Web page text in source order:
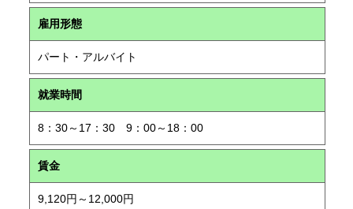
雇用形態
パート・アルバイト
就業時間
8：30～17：30 9：00～18：00
賃金
9,120円～12,000円